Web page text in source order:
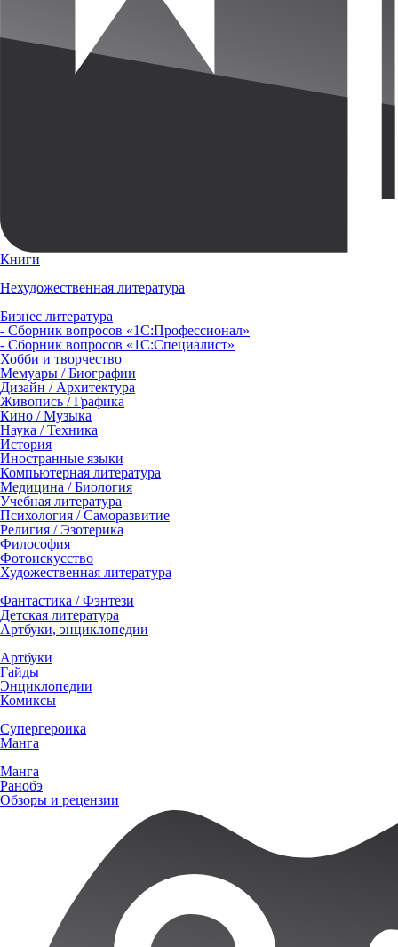
Книги
Нехудожественная литература
Бизнес литература
- Сборник вопросов «1С:Профессионал»
- Сборник вопросов «1С:Специалист»
Хобби и творчество
Мемуары / Биографии
Дизайн / Архитектура
Живопись / Графика
Кино / Музыка
Наука / Техника
История
Иностранные языки
Компьютерная литература
Медицина / Биология
Учебная литература
Психология / Саморазвитие
Религия / Эзотерика
Философия
Фотоискусство
Художественная литература
Фантастика / Фэнтези
Детская литература
Артбуки, энциклопедии
Артбуки
Гайды
Энциклопедии
Комиксы
Супергероика
Манга
Манга
Ранобэ
Обзоры и рецензии